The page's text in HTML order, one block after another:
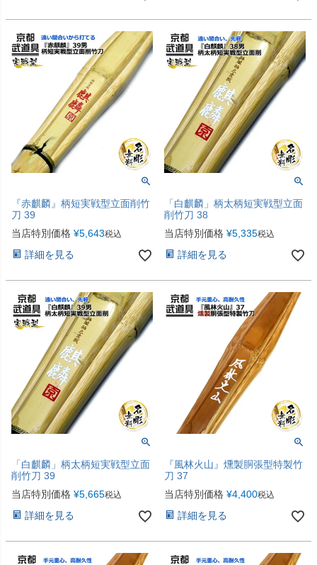
『赤麒麟』柄短実戦型立面削竹
刀 39
当店特別価格 ¥5,643税込
詳細を見る
「白麒麟」柄太柄短実戦型立面
削竹刀 38
当店特別価格 ¥5,335税込
詳細を見る
「白麒麟」柄太柄短実戦型立面
削竹刀 39
当店特別価格 ¥5,665税込
詳細を見る
『風林火山』燻製胴張型特製竹
刀 37
当店特別価格 ¥4,400税込
詳細を見る